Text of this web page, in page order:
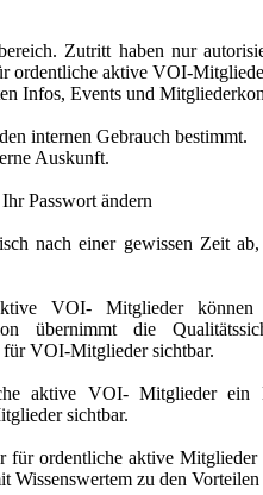
Zutritt haben nur
ordentliche aktive VOI-
Infos, Events und
internen Gebrauch bestimmt.
Auskunft.
Passwort ändern
nach einer gewissen Zeit
VOI- Mitglieder
übernimmt die
für VOI-Mitglieder sichtbar.
aktive VOI- Mitglieder ein
sichtbar.
für ordentliche aktive Mitglieder
zu den